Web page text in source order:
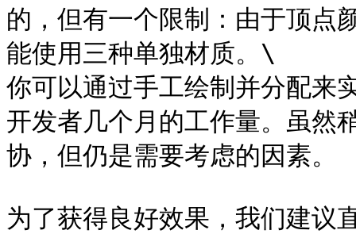
的，但有一个限制：由于顶点
能使用三种单独材质。\
你可以通过手工绘制并分配来
开发者几个月的工作量。虽然
协，但仍是需要考虑的因素。
为了获得良好效果，我们建